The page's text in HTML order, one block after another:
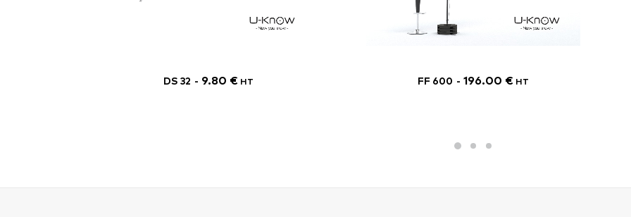
DS 32 9.80 € HT FF 600 196.00 € HT